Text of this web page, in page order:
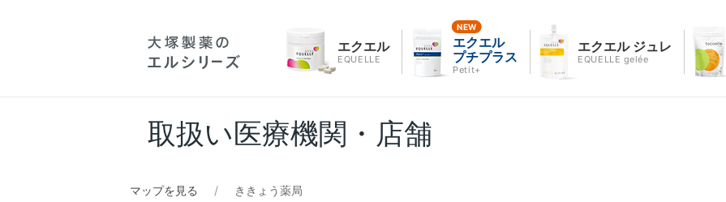
エクエル
EQUELLE
エクエル
プチプラス
Petit+
エクエル ジュレ
EQUELLE gelée
取扱い医療機関・店舗
マップを見る ききょう薬局